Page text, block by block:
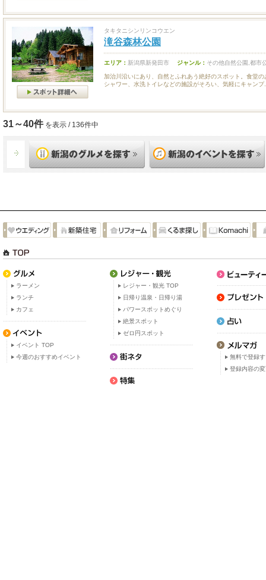
タキタニシンリンコウエン
滝谷森林公園
エリア： 新潟県新発田市 ジャンル： その他自然公園,都市
加治川沿いにあり、自然とふれあう絶好のスポット。食堂
シャワー、水洗トイレなどの施設がそろい、気軽にキャンプ
31～40件 を表示 / 136件中
ラーメン
ランチ
カフェ
イベント TOP
今週のおすすめイベント
レジャー・観光 TOP
日帰り温泉・日帰り湯
パワースポットめぐり
絶景スポット
ゼロ円スポット
無料で登録
登録内容の